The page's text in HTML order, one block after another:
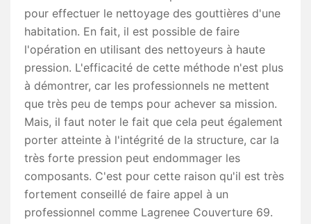
pour effectuer le nettoyage des gouttières d'une
habitation. En fait, il est possible de faire
l'opération en utilisant des nettoyeurs à haute
pression. L'efficacité de cette méthode n'est plus
à démontrer, car les professionnels ne mettent
que très peu de temps pour achever sa mission.
Mais, il faut noter le fait que cela peut également
porter atteinte à l'intégrité de la structure, car la
très forte pression peut endommager les
composants. C'est pour cette raison qu'il est très
fortement conseillé de faire appel à un
professionnel comme Lagrenee Couverture 69.